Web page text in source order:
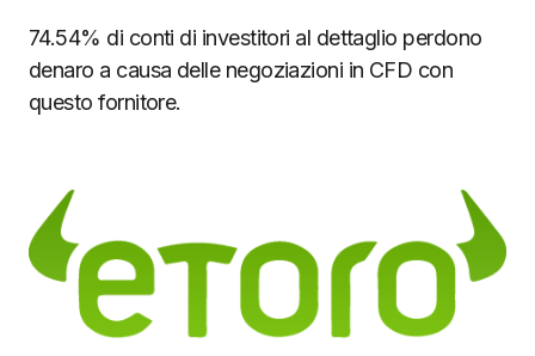
74.54% di conti di investitori al dettaglio perdono
denaro a causa delle negoziazioni in CFD con
questo fornitore.